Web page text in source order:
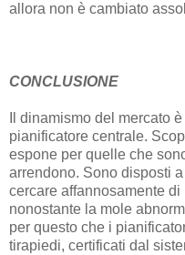
allora non è cambiato
CONCLUSIONE
Il dinamismo del mercato
pianificatore centrale.
espone per quelle che
arrendono. Sono disposti
cercare affannosamente
nonostante la mole
per questo che i
tirapiedi, certificati dal